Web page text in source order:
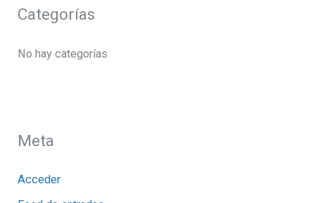
Categorías
No hay categorías
Meta
Acceder